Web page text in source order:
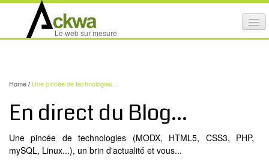
le
Le web sur mesure
MAINTENANCE DE SITES INTERNET
NOS PRODUITS
Home/ Une pincée de technologies...
En direct du Blog...
Une pincée de technologies (MODX, HTML5, CSS3, PHP,
mySQL, Linux...), un brin d'actualité et vous...